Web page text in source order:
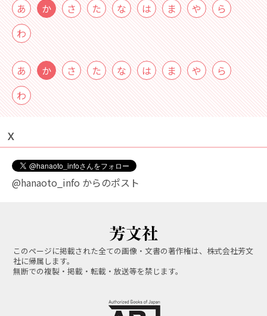
あ か さ た な は ま や
ら
わ
あ か さ た な は ま や
ら
わ
Ｘ
@hanaoto_info からのポスト
このページに掲載された全ての画像・文書の著作権は、株式会社芳文
社に帰属します。
無断での複製・掲載・転載・放送等を禁じます。